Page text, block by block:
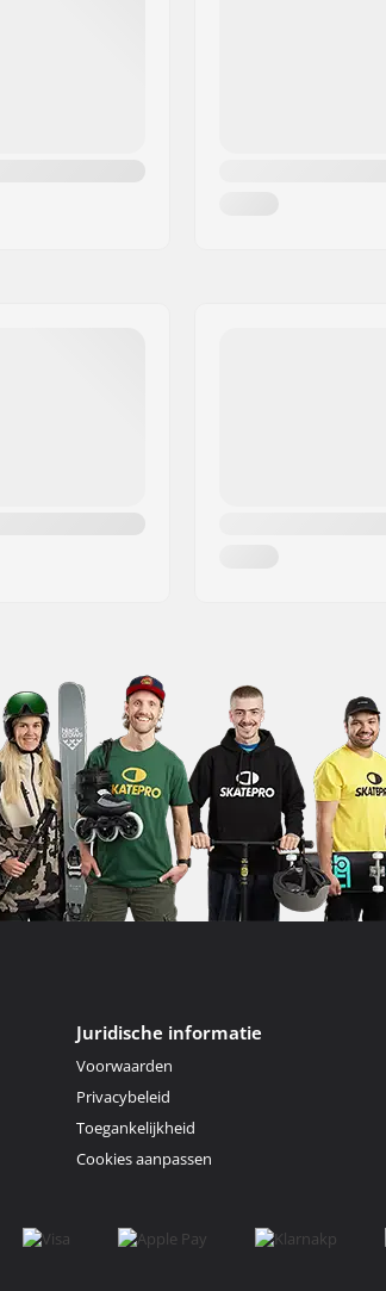
Juridische informatie
Voorwaarden
Privacybeleid
Toegankelijkheid
Cookies aanpassen